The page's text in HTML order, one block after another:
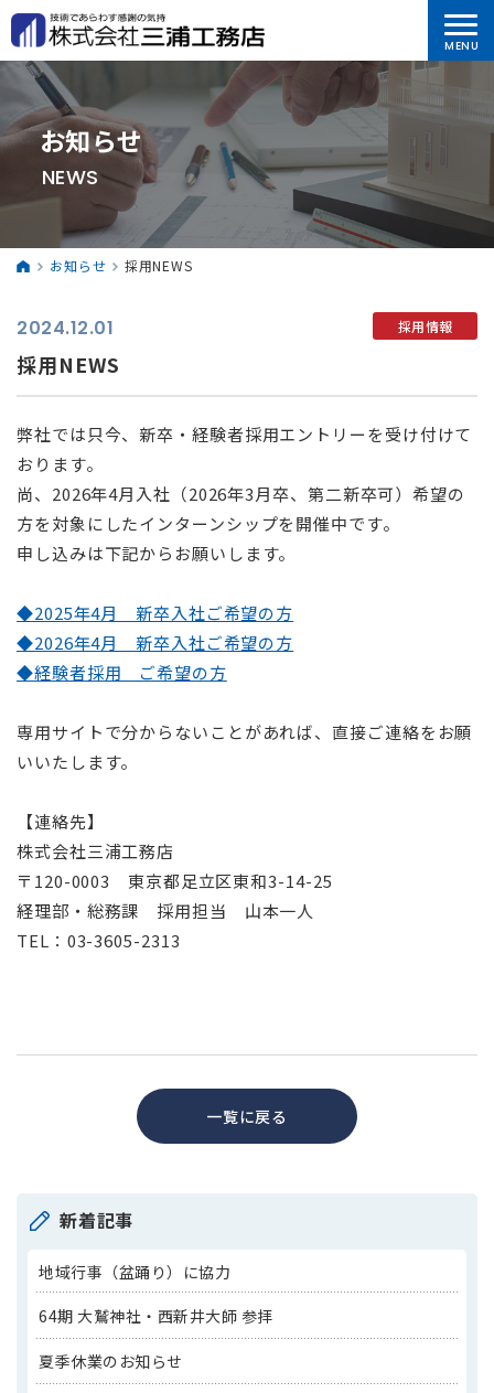
お知らせ
NEWS
お知らせ 採用NEWS
2024.12.01 採用情報
採用NEWS
弊社では只今、新卒・経験者採用エントリーを受け付けて
おります。
尚、2026年4月入社（2026年3月卒、第二新卒可）希望の
方を対象にしたインターンシップを開催中です。
申し込みは下記からお願いします。
◆2025年4月 新卒入社ご希望の方
◆2026年4月 新卒入社ご希望の方
◆経験者採用 ご希望の方
専用サイトで分からないことがあれば、直接ご連絡をお願
いいたします。
【連絡先】
株式会社三浦工務店
〒120-0003 東京都足立区東和3-14-25
経理部・総務課 採用担当 山本一人
TEL：03-3605-2313
一覧に戻る
新着記事
地域行事（盆踊り）に協力
64期 大鷲神社・西新井大師 参拝
夏季休業のお知らせ